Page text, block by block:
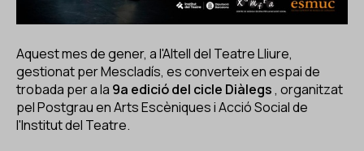
Aquest mes de gener, a l'Altell del Teatre Lliure,
gestionat per Mescladís, es converteix en espai de
trobada per a la 9a edició del cicle Diàlegs, organitzat
pel Postgrau en Arts Escèniques i Acció Social de
l'Institut del Teatre.